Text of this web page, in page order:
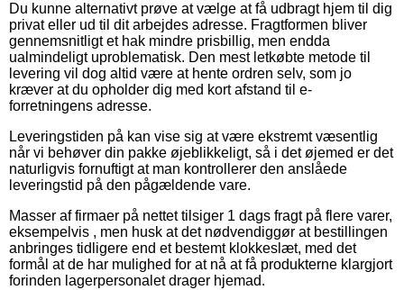
Du kunne alternativt prøve at vælge at få udbragt hjem til dig
privat eller ud til dit arbejdes adresse. Fragtformen bliver
gennemsnitligt et hak mindre prisbillig, men endda
ualmindeligt uproblematisk. Den mest letkøbte metode til
levering vil dog altid være at hente ordren selv, som jo
kræver at du opholder dig med kort afstand til e-
forretningens adresse.
Leveringstiden på kan vise sig at være ekstremt væsentlig
når vi behøver din pakke øjeblikkeligt, så i det øjemed er det
naturligvis fornuftigt at man kontrollerer den anslåede
leveringstid på den pågældende vare.
Masser af firmaer på nettet tilsiger 1 dags fragt på flere varer,
eksempelvis , men husk at det nødvendiggør at bestillingen
anbringes tidligere end et bestemt klokkeslæt, med det
formål at de har mulighed for at nå at få produkterne klargjort
forinden lagerpersonalet drager hjemad.